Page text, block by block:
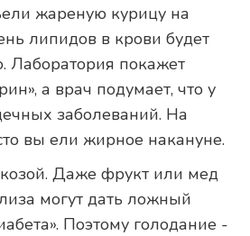
жареную курицу на
липидов в крови будет
Лаборатория покажет
а врач подумает, что у
заболеваний. На
вы ели жирное накануне.
Даже фрукт или мед
могут дать ложный
Поэтому голодание -